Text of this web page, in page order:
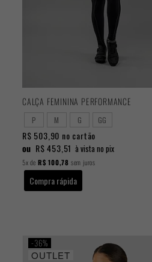
CALÇA FEMININA PERFORMANCE
P M G GG
R$ 503,90 no cartão
ou R$ 453,51 à vista no pix
5xde R$ 100,78 sem juros
Compra rápida
OUTLET
36%